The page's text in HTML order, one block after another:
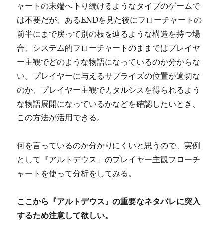
ャートの末端へ下り続けるようなタイプのゲームで
は不要だが、あるENDを見た後にフローチャートの
前半にまで戻って別の枝を辿るような構造を持つ場
合、システム的フローチャートのままではプレイヤ
ー主観でどのような物語になっているのか分からな
い。プレイヤーに与えるサプライズの位置が適切な
のか、プレイヤー主観でカタルシスを得られるよう
な物語展開になっているかなどを確認したいとき、
この方法が活用できる。
何を言っているのか分かりにくいと思うので、実例
として『アルトデウス」のプレイヤー主観フローチ
ャートを使って分析をしてみる。
ここから『アルトデウス』の重要なネタバレに突入
するため注意して欲しい。